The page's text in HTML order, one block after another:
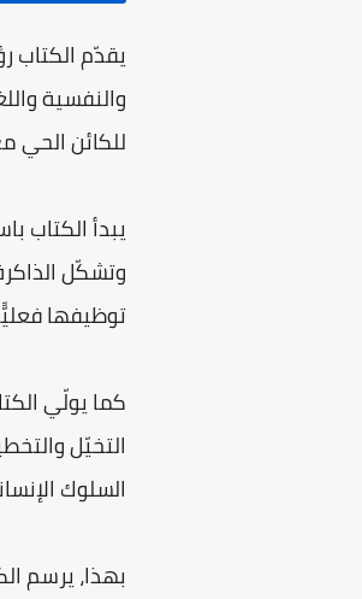
يقدّم الكتاب
والنفسية
للكائن الحي
يبدأ الكتاب
وتشكّل
توظيفها
كما يولّي
التخيّل
السلوك
بهذا، يرسم